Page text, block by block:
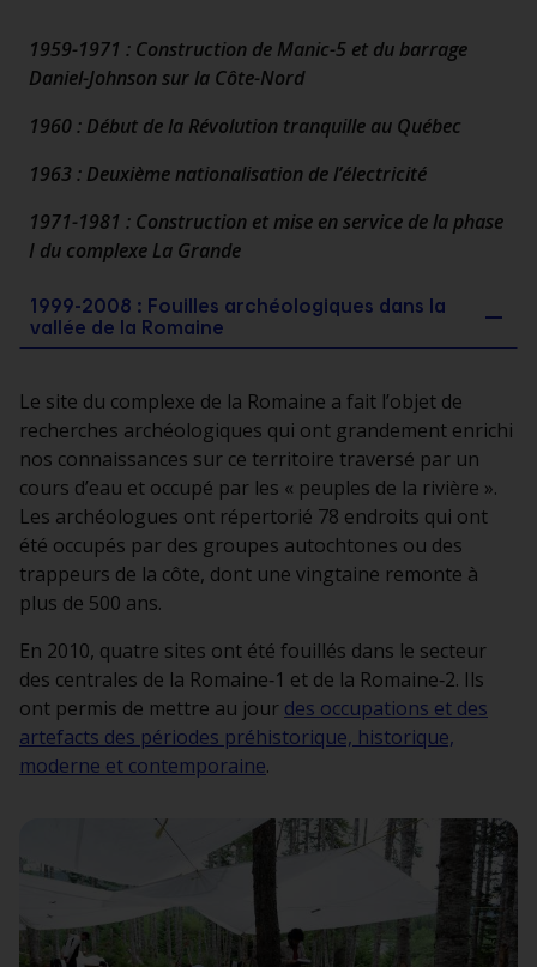
1959-1971 : Construction de Manic-5 et du barrage
Daniel-Johnson sur la Côte-Nord
1960 : Début de la Révolution tranquille au Québec
1963 : Deuxième nationalisation de l’électricité
1971-1981 : Construction et mise en service de la phase
I du complexe La Grande
1999-2008 : Fouilles archéologiques dans la
vallée de la Romaine
Le site du complexe de la Romaine a fait l’objet de
recherches archéologiques qui ont grandement enrichi
nos connaissances sur ce territoire traversé par un
cours d’eau et occupé par les « peuples de la rivière ».
Les archéologues ont répertorié 78 endroits qui ont
été occupés par des groupes autochtones ou des
trappeurs de la côte, dont une vingtaine remonte à
plus de 500 ans.
En 2010, quatre sites ont été fouillés dans le secteur
des centrales de la Romaine‑1 et de la Romaine‑2. Ils
ont permis de mettre au jour des occupations et des
artefacts des périodes préhistorique, historique,
moderne et contemporaine.